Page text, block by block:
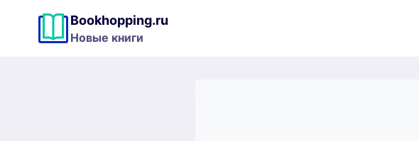
содержимому
Bookhopping.ru
Новые книги